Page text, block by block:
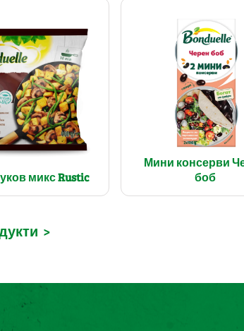
микс Rustic
Мини консерви
боб
>